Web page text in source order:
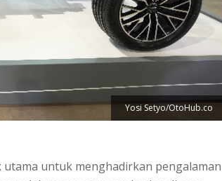
Yosi Setyo/OtoHub.co
untuk menghadirkan pengalaman